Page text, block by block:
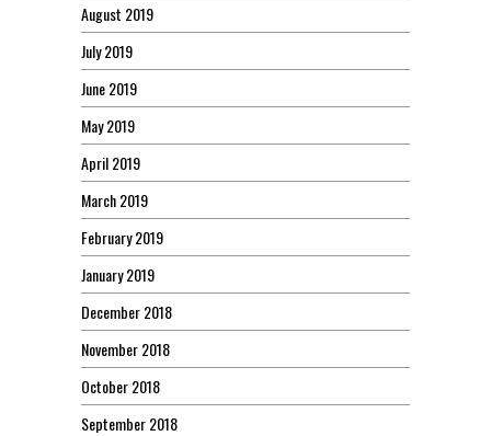
August 2019
July 2019
June 2019
May 2019
April 2019
March 2019
February 2019
January 2019
December 2018
November 2018
October 2018
September 2018